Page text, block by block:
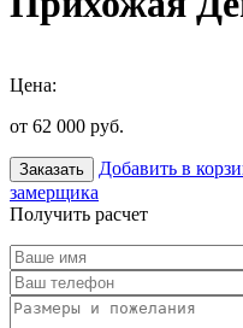
Цена:
от 62 000 руб.
Заказать Добавить в
замерщика
Получить расчет